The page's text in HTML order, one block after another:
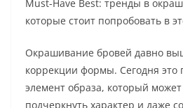
Must-Have Best: тренды в
которые стоит попробовать в
Окрашивание бровей давно
коррекции формы. Сегодня
элемент образа, который
подчеркнуть характер и даже